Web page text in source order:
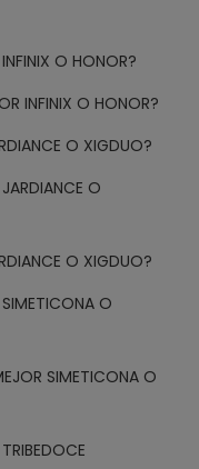
O HONOR?
INFINIX O HONOR?
O XIGDUO?
O
O XIGDUO?
O
SIMETICONA O